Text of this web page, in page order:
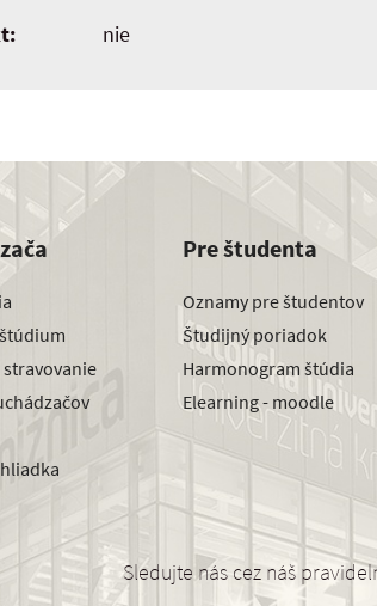
nie
stravovanie
Pre študenta
Oznamy pre študentov
Študijný poriadok
Harmonogram štúdia
Elearning - moodle
Sledujte nás cez náš